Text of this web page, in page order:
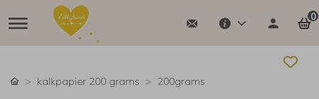
0
kalkpapier 200 grams 200grams